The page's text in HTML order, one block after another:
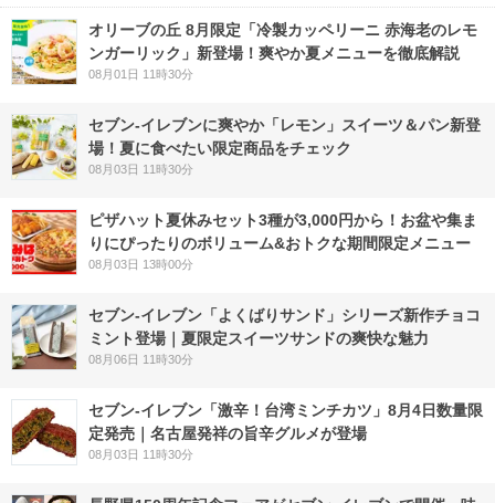
オリーブの丘 8月限定「冷製カッペリーニ 赤海老のレモ
ンガーリック」新登場！爽やか夏メニューを徹底解説
08月01日 11時30分
セブン‐イレブンに爽やか「レモン」スイーツ＆パン新登
場！夏に食べたい限定商品をチェック
08月03日 11時30分
ピザハット夏休みセット3種が3,000円から！お盆や集ま
りにぴったりのボリューム&おトクな期間限定メニュー
08月03日 13時00分
セブン‐イレブン「よくばりサンド」シリーズ新作チョコ
ミント登場｜夏限定スイーツサンドの爽快な魅力
08月06日 11時30分
セブン-イレブン「激辛！台湾ミンチカツ」8月4日数量限
定発売｜名古屋発祥の旨辛グルメが登場
08月03日 11時30分